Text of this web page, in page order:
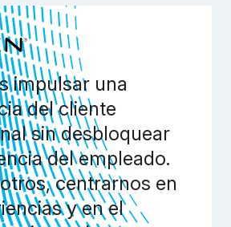
impulsar una
del cliente
sin desbloquear
del empleado.
centrarnos en
y en el